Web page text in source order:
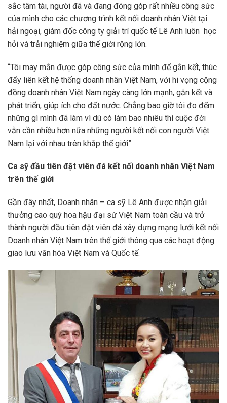
sắc tâm tài, người đã và đang đóng góp rất nhiều công sức
của mình cho các chương trình kết nối doanh nhân Việt tại
hải ngoại, giám đốc công ty giải trí quốc tế Lê Anh luôn học
hỏi và trải nghiệm giữa thế giới rộng lớn.
“Tôi may mắn được góp công sức của mình để gắn kết, thúc
đẩy liên kết hệ thống doanh nhân Việt Nam, với hi vọng cộng
đồng doanh nhân Việt Nam ngày càng lớn mạnh, gắn kết và
phát triển, giúp ích cho đất nước. Chẳng bao giờ tôi đo đếm
những gì mình đã làm vì dù có làm bao nhiêu thì cuộc đời
vẫn cần nhiều hơn nữa những người kết nối con người Việt
Nam lại với nhau trên khắp thế giới”
Ca sỹ đầu tiên đặt viên đá kết nối doanh nhân Việt Nam
trên thế giới
Gần đây nhất, Doanh nhân – ca sỹ Lê Anh được nhận giải
thưởng cao quý hoa hậu đại sứ Việt Nam toàn cầu và trở
thành người đầu tiên đặt viên đá xây dựng mạng lưới kết nối
Doanh nhân Việt Nam trên thế giới thông qua các hoạt động
giao lưu văn hóa Việt Nam và Quốc tế.